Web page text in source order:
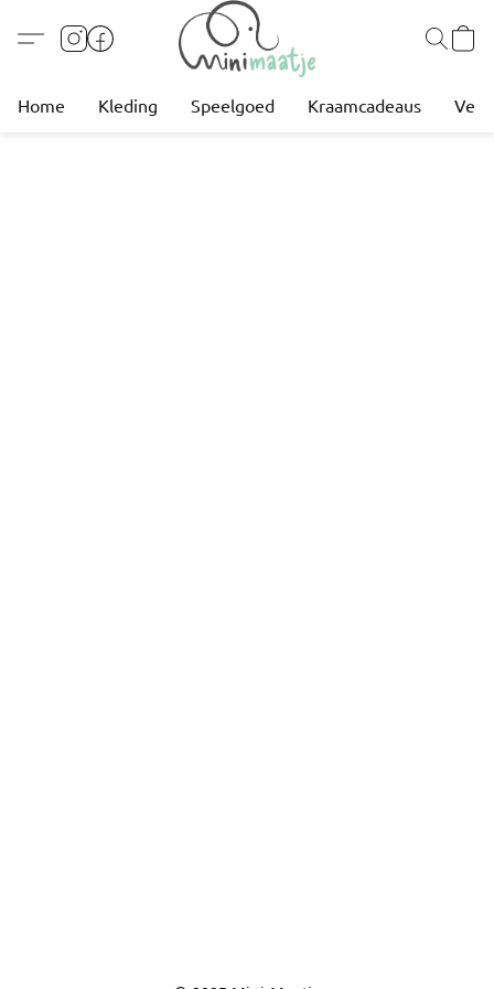
Home Kleding Speelgoed Kraamcadeaus